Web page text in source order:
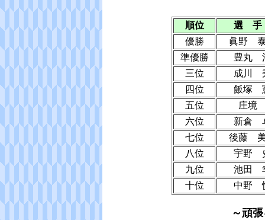
順位
選
優勝
眞野
準優勝
豊丸
三位
成川
四位
飯塚
五位
庄境
六位
新倉
七位
後藤
八位
宇野
九位
池田
十位
中野
～頑